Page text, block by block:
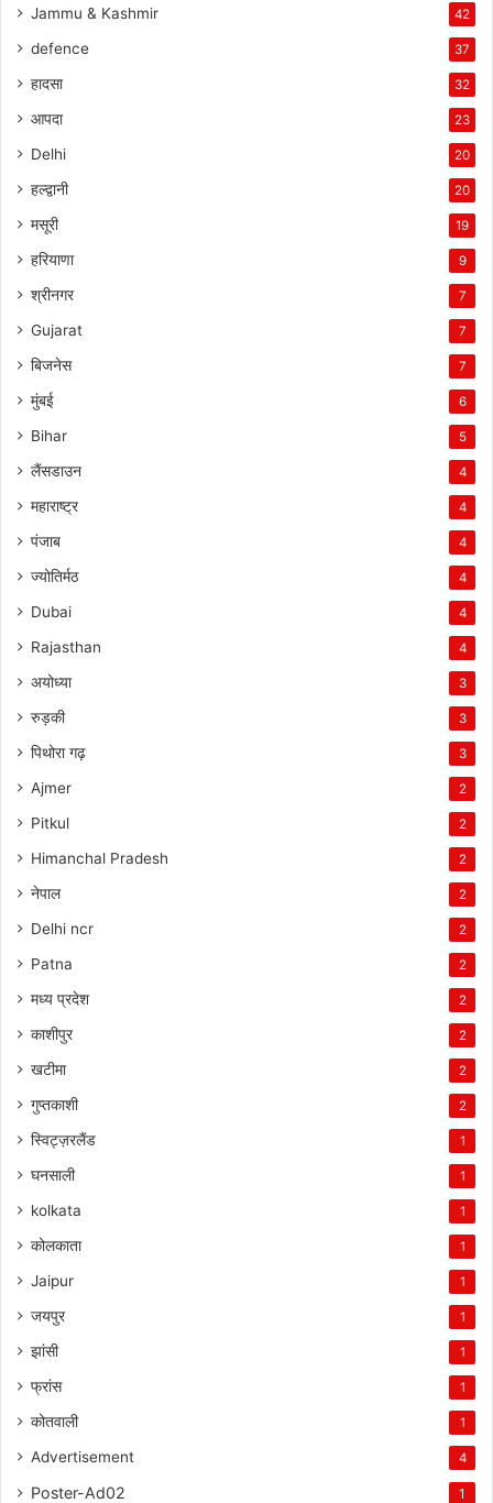
Jammu & Kashmir 42
defence 37
हादसा 32
आपदा 23
Delhi 20
हल्द्वानी 20
मसूरी 19
हरियाणा 9
श्रीनगर 7
Gujarat 7
बिजनेस 7
मुंबई 6
Bihar 5
लैंसडाउन 4
महाराष्ट्र 4
पंजाब 4
ज्योतिर्मठ 4
Dubai 4
Rajasthan 4
अयोध्या 3
रुड़की 3
पिथोरा गढ़ 3
Ajmer 2
Pitkul 2
Himanchal Pradesh 2
नेपाल 2
Delhi ncr 2
Patna 2
मध्य प्रदेश 2
काशीपुर 2
खटीमा 2
गुप्तकाशी 2
स्विट्ज़रलैंड 1
घनसाली 1
kolkata 1
कोलकाता 1
Jaipur 1
जयपुर 1
झांसी 1
फ्रांस 1
कोतवाली 1
Advertisement 4
Poster-Ad02 1